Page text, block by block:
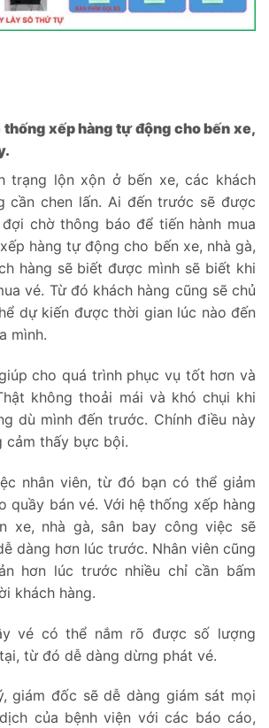
xếp hàng tự động cho bến xe,
trạng lộn xộn ở bến xe, các khách
cần chen lấn. Ai đến trước sẽ được
chờ thông báo để tiến hành mua
hàng tự động cho bến xe, nhà gà,
hàng sẽ biết được mình sẽ biết khi
vé. Từ đó khách hàng cũng sẽ chủ
dự kiến được thời gian lúc nào đến
mình.
cho quá trình phục vụ tốt hơn và
không thoải mái và khó chụi khi
dù mình đến trước. Chính điều này
cảm thấy bực bội.
nhân viên, từ đó bạn có thể giảm
quầy bán vé. Với hệ thống xếp hàng
xe, nhà gà, sân bay công việc sẽ
dàng hơn lúc trước. Nhân viên cũng
hơn lúc trước nhiều chỉ cần bấm
khách hàng.
vé có thể nắm rõ được số lượng
từ đó dễ dàng dừng phát vé.
giám đốc sẽ dễ dàng giám sát mọi
của bệnh viện với các báo cáo,